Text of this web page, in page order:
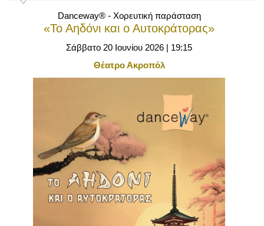
Personal Data
Είσοδος διαχειριστή
Danceway® - Χορευτική παράσταση
«Το Αηδόνι και ο Αυτοκράτορας»
Σάββατο 20 Ιουνίου 2026 | 19:15
Θέατρο Ακροπόλ